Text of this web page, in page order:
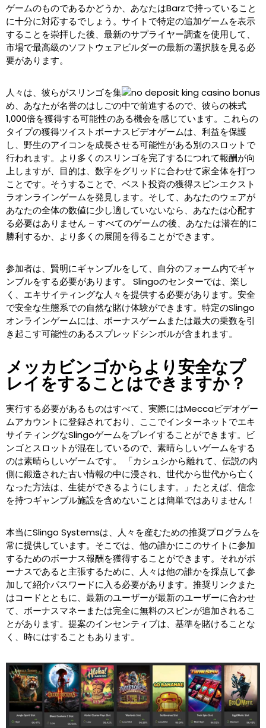
ゲームのものであるかどうか、あなたはBarzで持っていること
に十分に対応するでしょう。サイトで特定の追加ゲームを表示
することを崇拝した後、最新のサプライヤー調査を使用して、
市場で最高級のソフトウェアビルダーの最新の選択肢を見る必
要があります。
人々は、彼らがスリンゴを集
め、あなたが名誉のはしごの中で前進するので、彼らの株式
1,000倍を獲得する可能性のある機会を感じています。これらの
タイプの獲得ツイストボーナスビデオゲームは、利益を保護
し、野生のアイコンを成長させる可能性がある別のスロットで
行われます。より多くのスリンゴを完了するにつれて報酬が向
上しますが、目的は、数字をグリッドに合わせて家全体を打つ
ことです。そうすることで、ベスト投資の獲得スピンエクスト
ラオンラインゲームを発見します。そして、あなたのウェアが
あなたの全体の数値に少し適していないなら、あなたは心配す
る必要はありません – すべてのゲームの後、あなたは潜在的に
勝利するか、より多くの展開を得ることができます。
参加者は、賢明にギャンブルをして、自分のフォーム内でギャ
ンブルをする必要があります。 Slingoのセンターでは、楽し
く、エキサイティングな人々を提供する必要があります。安全
で安全な生態系での自然な賭け体験ができます。特定のSlingo
オンラインゲームには、ボーナスゲームまたは最大の乗数を引
き起こす可能性のあるスプレッドシンボルが含まれます。
メッカビンゴからより安全なプ
レイをすることはできますか？
実行する必要があるものはすべて、実際にはMeccaビデオゲー
ムアカウントに登録されており、ここでインターネットでエキ
サイティングなSlingoゲームをプレイすることができます。ビ
ンゴとスロットが混在しているので、素晴らしいゲームをする
のは素晴らしいゲームです。 「カシュシから離れて、伝説の内
側に鍛造された古い情報の中に浸され、世代から世代から亡く
なった方法は、生徒ができるようにします。」たとえば、信念
を持つギャンブル施設を含めないことは簡単ではありません！
本当にSlingo Systemsは、人々を産むための推奨プログラムを
常に提供しています。そこでは、他の誰かにこのサイトに参加
するためのボーナス報酬を獲得することができます。それがボ
ーナスであると主張するために、人々は他の誰かを採点して参
加して紹介パスワードに入る必要があります。推奨リンクまた
はコードとともに、最新のユーザーが最新のユーザーに合わせ
て、ボーナスマネーまたは完全に無料のスピンが追加されるこ
とがあります。提案のインセンティブは、基準を賭けることな
く、時にはすることもあります。